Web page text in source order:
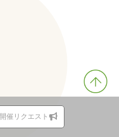
開催リクエスト